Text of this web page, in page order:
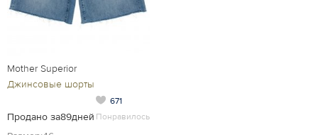
Mother Superior
Джинсовые шорты
Продано за89дней
671
Понравилось